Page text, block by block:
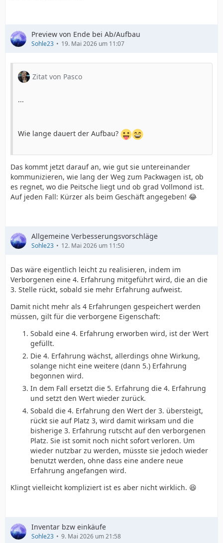
Preview von Ende bei Ab/Aufbau
Sohle23 19. Mai 2026 um 11:07
Zitat von Pasco
...
Wie lange dauert der Aufbau?
Das kommt jetzt darauf an, wie gut sie untereinander
kommunizieren, wie lang der Weg zum Packwagen ist, ob
es regnet, wo die Peitsche liegt und ob grad Vollmond ist.
Auf jeden Fall: Kürzer als beim Geschäft angegeben! 😂
Allgemeine Verbesserungsvorschläge
Sohle23 12. Mai 2026 um 11:50
Das wäre eigentlich leicht zu realisieren, indem im
Verborgenen eine 4. Erfahrung mitgeführt wird, die an die
3. Stelle rückt, sobald sie mehr Erfahrung aufweist.
Damit nicht mehr als 4 Erfahrungen gespeichert werden
müssen, gilt für die verborgene Eigenschaft:
Sobald eine 4. Erfahrung erworben wird, ist der Wert
gefüllt.
Die 4. Erfahrung wächst, allerdings ohne Wirkung,
solange nicht eine weitere (dann 5.) Erfahrung
begonnen wird.
In dem Fall ersetzt die 5. Erfahrung die 4. Erfahrung
und setzt den Wert wieder zurück.
Sobald die 4. Erfahrung den Wert der 3. übersteigt,
rückt sie auf Platz 3, wird damit wirksam und die
bisherige 3. Erfahrung rutscht auf den verborgenen
Platz. Sie ist somit noch nicht sofort verloren. Um
wieder nutzbar zu werden, müsste sie jedoch wieder
benutzt werden, ohne dass eine andere neue
Erfahrung angefangen wird.
Klingt vielleicht kompliziert ist es aber nicht wirklich. 😆
Inventar bzw einkäufe
Sohle23 9. Mai 2026 um 21:58